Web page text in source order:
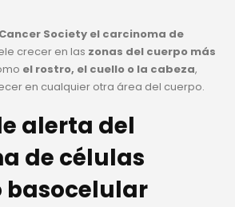
Society el carcinoma de
crecer en las zonas del cuerpo más
el rostro, el cuello o la cabeza,
en cualquier otra área del cuerpo.
alerta del
de células
basocelular